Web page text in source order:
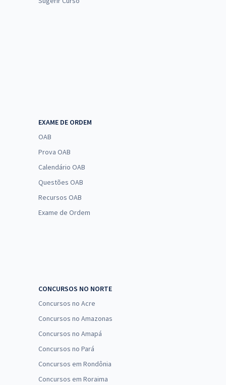
EXAME DE ORDEM
OAB
Prova OAB
Calendário OAB
Questões OAB
Recursos OAB
Exame de Ordem
CONCURSOS NO NORTE
Concursos no Acre
Concursos no Amazonas
Concursos no Amapá
Concursos no Pará
Concursos em Rondônia
Concursos em Roraima